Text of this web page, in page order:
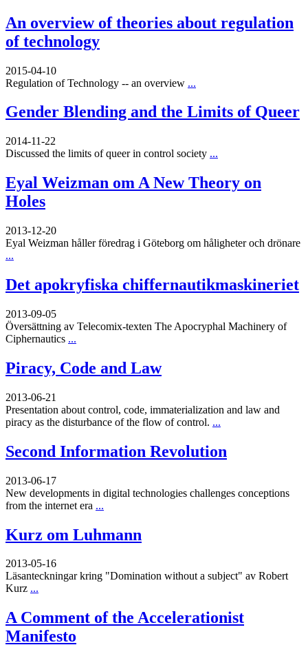
An overview of theories about regulation
of technology
2015-04-10
Regulation of Technology -- an overview ...
Gender Blending and the Limits of Queer
2014-11-22
Discussed the limits of queer in control society ...
Eyal Weizman om A New Theory on
Holes
2013-12-20
Eyal Weizman håller föredrag i Göteborg om håligheter och drönare
...
Det apokryfiska chiffernautikmaskineriet
2013-09-05
Översättning av Telecomix-texten The Apocryphal Machinery of
Ciphernautics ...
Piracy, Code and Law
2013-06-21
Presentation about control, code, immaterialization and law and
piracy as the disturbance of the flow of control. ...
Second Information Revolution
2013-06-17
New developments in digital technologies challenges conceptions
from the internet era ...
Kurz om Luhmann
2013-05-16
Läsanteckningar kring "Domination without a subject" av Robert
Kurz ...
A Comment of the Accelerationist
Manifesto